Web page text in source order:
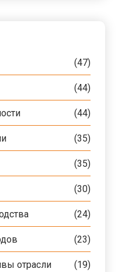
(47)
(44)
(44)
(35)
(35)
(30)
(24)
(23)
отрасли (19)